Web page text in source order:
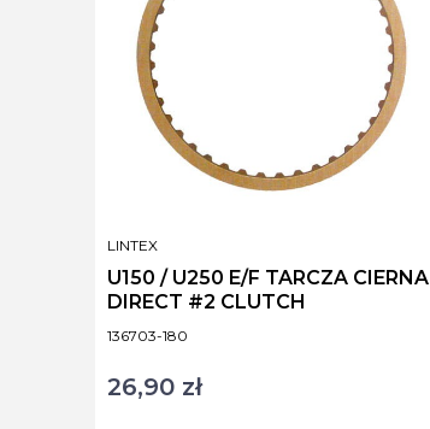
Kod produktu
136703-180
U150 / U250 E/F TARCZA CIERNA
DIRECT #2 CLUTCH
PRODUCENT
LINTEX
Cena
26,90 zł